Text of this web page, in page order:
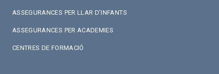
ASSEGURANCES PER LLAR D’INFANTS
ASSEGURANCES PER ACADEMIES
CENTRES DE FORMACIÓ